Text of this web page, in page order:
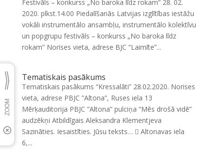
Festivāls – konkurss „No baroka līdz rokam” 28. 02.
2020. plkst.14.00 Piedalīšanās Latvijas izglītības iestāžu
vokāli instrumentālo ansambļu, instrumentālo kolektīvu
un popgrupu festivāls – konkurss „No baroka līdz
rokam” Norises vieta, adrese BJC “Laimīte”...
Tematiskais pasākums
Tematiskais pasākums “Kressalāti” 28.02.2020. Norises
vieta, adrese PBJC ”Altona”, Ruses iela 13
Mērķauditorija PBJC ”Altona” pulciņa “Mēs drošā vidē”
audzēkņi Atbildīgais Aleksandra Klementjeva
Sazināties. Iesaistīties. Jūsu teksts…  Altonavas iela
6,...